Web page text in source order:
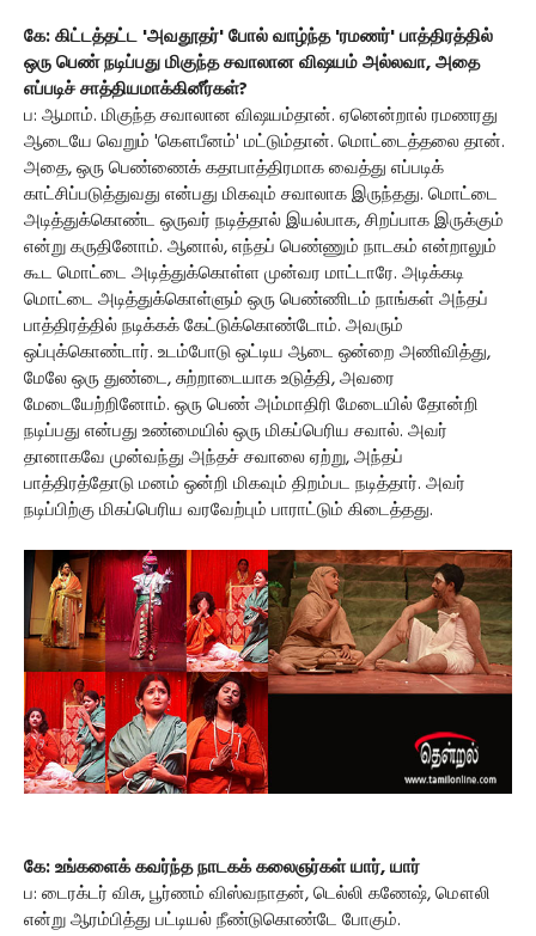
கே: கிட்டத்தட்ட 'அவதூதர்' போல் வாழ்ந்த 'ரமணர்' பாத்திரத்தில்
ஒரு பெண் நடிப்பது மிகுந்த சவாலான விஷயம் அல்லவா, அதை
எப்படிச் சாத்தியமாக்கினீர்கள்?
ப: ஆமாம். மிகுந்த சவாலான விஷயம்தான். ஏனென்றால் ரமணரது
ஆடையே வெறும் 'கௌபீனம்' மட்டும்தான். மொட்டைத்தலை தான்.
அதை, ஒரு பெண்ணைக் கதாபாத்திரமாக வைத்து எப்படிக்
காட்சிப்படுத்துவது என்பது மிகவும் சவாலாக இருந்தது. மொட்டை
அடித்துக்கொண்ட ஒருவர் நடித்தால் இயல்பாக, சிறப்பாக இருக்கும்
என்று கருதினோம். ஆனால், எந்தப் பெண்ணும் நாடகம் என்றாலும்
கூட மொட்டை அடித்துக்கொள்ள முன்வர மாட்டாரே. அடிக்கடி
மொட்டை அடித்துக்கொள்ளும் ஒரு பெண்ணிடம் நாங்கள் அந்தப்
பாத்திரத்தில் நடிக்கக் கேட்டுக்கொண்டோம். அவரும்
ஒப்புக்கொண்டார். உடம்போடு ஒட்டிய ஆடை ஒன்றை அணிவித்து,
மேலே ஒரு துண்டை, சுற்றாடையாக உடுத்தி, அவரை
மேடையேற்றினோம். ஒரு பெண் அம்மாதிரி மேடையில் தோன்றி
நடிப்பது என்பது உண்மையில் ஒரு மிகப்பெரிய சவால். அவர்
தானாகவே முன்வந்து அந்தச் சவாலை ஏற்று, அந்தப்
பாத்திரத்தோடு மனம் ஒன்றி மிகவும் திறம்பட நடித்தார். அவர்
நடிப்பிற்கு மிகப்பெரிய வரவேற்பும் பாராட்டும் கிடைத்தது.
கே: உங்களைக் கவர்ந்த நாடகக் கலைஞர்கள் யார், யார்
ப: டைரக்டர் விசு, பூர்ணம் விஸ்வநாதன், டெல்லி கணேஷ், மௌலி
என்று ஆரம்பித்து பட்டியல் நீண்டுகொண்டே போகும்.